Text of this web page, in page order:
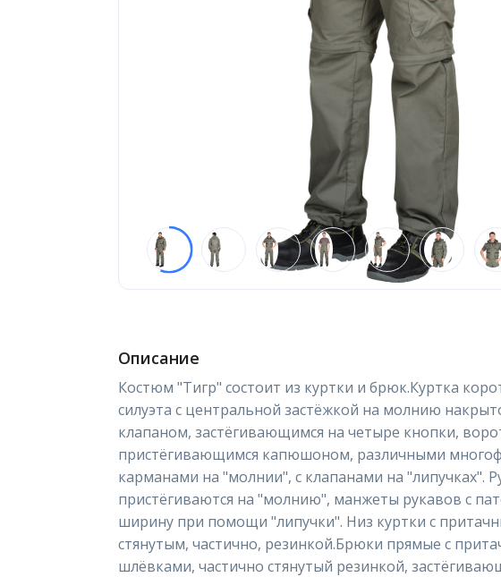
Описание
Костюм "Тигр" состоит из куртки и брюк.Куртка
силуэта с центральной застёжкой на молнию
клапаном, застёгивающимся на четыре кнопки,
пристёгивающимся капюшоном, различными
карманами на "молнии", с клапанами на "липучках".
пристёгиваются на "молнию", манжеты рукавов с
ширину при помощи "липучки". Низ куртки с
стянутым, частично, резинкой.Брюки прямые с
шлёвками, частично стянутый резинкой,